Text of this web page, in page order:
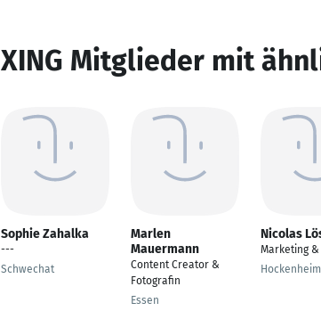
XING Mitglieder mit
Sophie Zahalka
---
Schwechat
Marlen
Mauermann
Content Creator &
Fotografin
Essen
Nicolas
Marketing &
Hockenheim